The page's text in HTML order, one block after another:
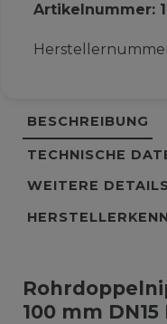
Artikelnummer:
BESCHREIBUNG
TECHNISCHE
WEITERE DETAILS
100 mm